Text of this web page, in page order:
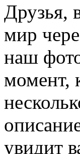
Друзья,
мир
наш
момент,
увидит